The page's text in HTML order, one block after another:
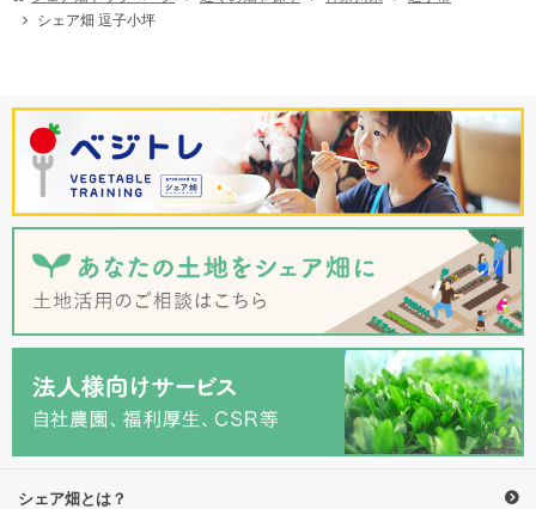
シェア畑 逗子小坪
シェア畑とは？